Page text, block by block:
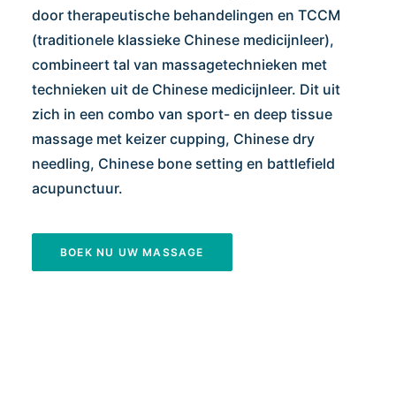
door therapeutische behandelingen en TCCM
(traditionele klassieke Chinese medicijnleer),
combineert tal van massagetechnieken met
technieken uit de Chinese medicijnleer. Dit uit
zich in een combo van sport- en deep tissue
massage met keizer cupping, Chinese dry
needling, Chinese bone setting en battlefield
acupunctuur.
BOEK NU UW MASSAGE